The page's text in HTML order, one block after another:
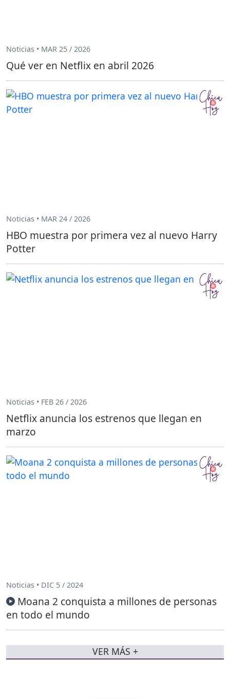
Noticias • MAR 25 / 2026
Qué ver en Netflix en abril 2026
Noticias • MAR 24 / 2026
HBO muestra por primera vez al nuevo Harry
Potter
Noticias • FEB 26 / 2026
Netflix anuncia los estrenos que llegan en
marzo
Noticias • DIC 5 / 2024
Moana 2 conquista a millones de personas
en todo el mundo
VER MÁS +